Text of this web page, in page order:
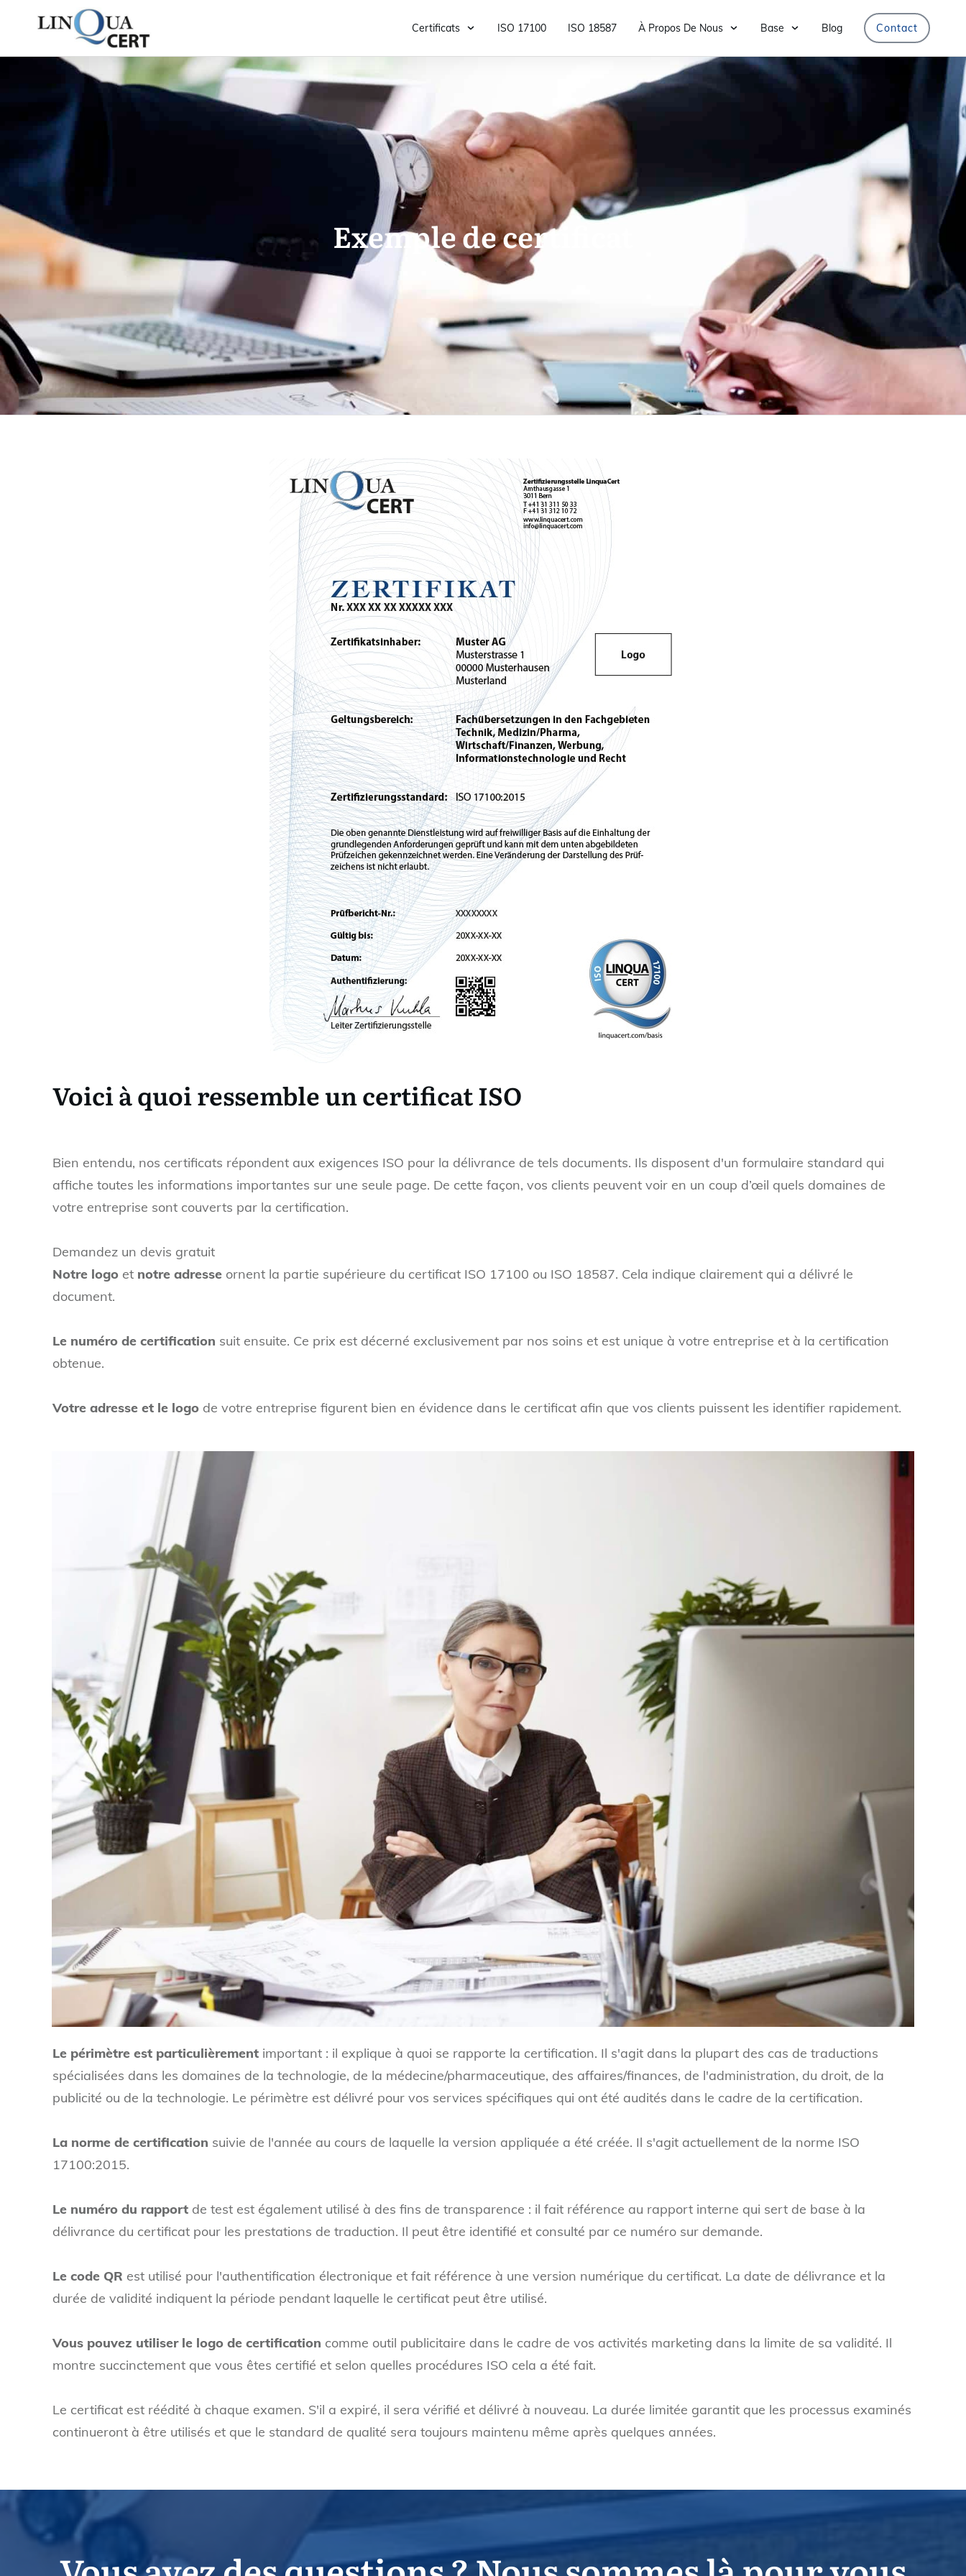
Certificats ISO 17100 ISO 18587 À Propos De Nous Base Blog Contact
Exemple de certificat
Voici à quoi ressemble un certificat ISO
Bien entendu, nos certificats répondent aux exigences ISO pour la délivrance de tels documents. Ils disposent d'un formulaire standard qui
affiche toutes les informations importantes sur une seule page. De cette façon, vos clients peuvent voir en un coup d’œil quels domaines de
votre entreprise sont couverts par la certification.
Demandez un devis gratuit
Notre logo et notre adresse ornent la partie supérieure du certificat ISO 17100 ou ISO 18587. Cela indique clairement qui a délivré le
document.
Le numéro de certification suit ensuite. Ce prix est décerné exclusivement par nos soins et est unique à votre entreprise et à la certification
obtenue.
Votre adresse et le logo de votre entreprise figurent bien en évidence dans le certificat afin que vos clients puissent les identifier rapidement.
Le périmètre est particulièrement important : il explique à quoi se rapporte la certification. Il s'agit dans la plupart des cas de traductions
spécialisées dans les domaines de la technologie, de la médecine/pharmaceutique, des affaires/finances, de l'administration, du droit, de la
publicité ou de la technologie. Le périmètre est délivré pour vos services spécifiques qui ont été audités dans le cadre de la certification.
La norme de certification suivie de l'année au cours de laquelle la version appliquée a été créée. Il s'agit actuellement de la norme ISO
17100:2015.
Le numéro du rapport de test est également utilisé à des fins de transparence : il fait référence au rapport interne qui sert de base à la
délivrance du certificat pour les prestations de traduction. Il peut être identifié et consulté par ce numéro sur demande.
Le code QR est utilisé pour l'authentification électronique et fait référence à une version numérique du certificat. La date de délivrance et la
durée de validité indiquent la période pendant laquelle le certificat peut être utilisé.
Vous pouvez utiliser le logo de certification comme outil publicitaire dans le cadre de vos activités marketing dans la limite de sa validité. Il
montre succinctement que vous êtes certifié et selon quelles procédures ISO cela a été fait.
Le certificat est réédité à chaque examen. S'il a expiré, il sera vérifié et délivré à nouveau. La durée limitée garantit que les processus examinés
continueront à être utilisés et que le standard de qualité sera toujours maintenu même après quelques années.